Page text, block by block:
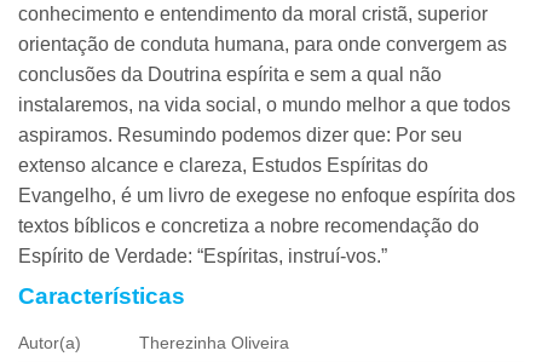
conhecimento e entendimento da moral cristã, superior
orientação de conduta humana, para onde convergem as
conclusões da Doutrina espírita e sem a qual não
instalaremos, na vida social, o mundo melhor a que todos
aspiramos. Resumindo podemos dizer que: Por seu
extenso alcance e clareza, Estudos Espíritas do
Evangelho, é um livro de exegese no enfoque espírita dos
textos bíblicos e concretiza a nobre recomendação do
Espírito de Verdade: “Espíritas, instruí-vos.”
Características
Autor(a) Therezinha Oliveira